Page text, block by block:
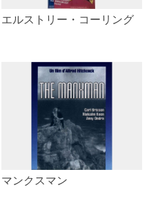
エルストリー・コーリング
マンクスマン